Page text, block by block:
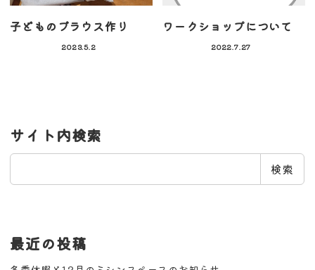
子どものブラウス作り
2023.5.2
ワークショップについて
2022.7.27
サイト内検索
検
検索
最近の投稿